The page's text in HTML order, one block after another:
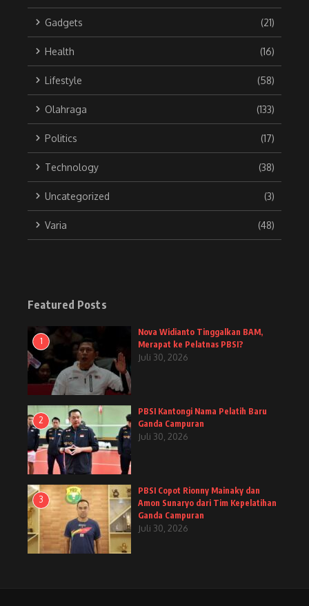
Gadgets (21)
Health (16)
Lifestyle (58)
Olahraga (133)
Politics (17)
Technology (38)
Uncategorized (3)
Varia (48)
Featured Posts
1
Nova Widianto Tinggalkan BAM,
Merapat ke Pelatnas PBSI?
Juli 30, 2026
2
PBSI Kantongi Nama Pelatih Baru
Ganda Campuran
Juli 30, 2026
3
PBSI Copot Rionny Mainaky dan
Amon Sunaryo dari Tim Kepelatihan
Ganda Campuran
Juli 30, 2026